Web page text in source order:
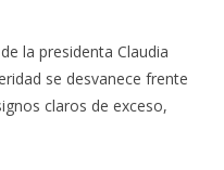
la presidenta Claudia
se desvanece frente
claros de exceso,